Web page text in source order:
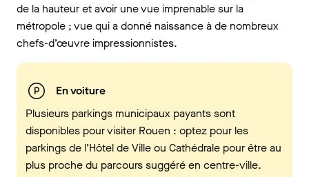
de la hauteur et avoir une vue imprenable sur la
métropole ; vue qui a donné naissance à de nombreux
chefs-d’œuvre impressionnistes.
En voiture
Plusieurs parkings municipaux payants sont
disponibles pour visiter Rouen : optez pour les
parkings de l’Hôtel de Ville ou Cathédrale pour être au
plus proche du parcours suggéré en centre-ville.